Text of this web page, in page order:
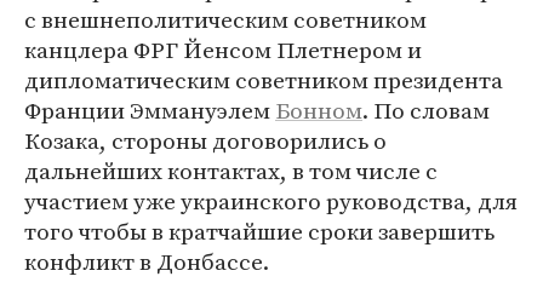
с внешнеполитическим советником
канцлера ФРГ Йенсом Плетнером и
дипломатическим советником президента
Франции ЭммануэлемБонном. По словам
Козака, стороны договорились о
дальнейших контактах, в том числе с
участием уже украинского руководства, для
того чтобы в кратчайшие сроки завершить
конфликт в Донбассе.